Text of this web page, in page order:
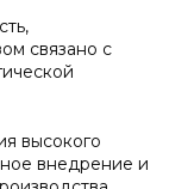
связано с
высокого
внедрение и